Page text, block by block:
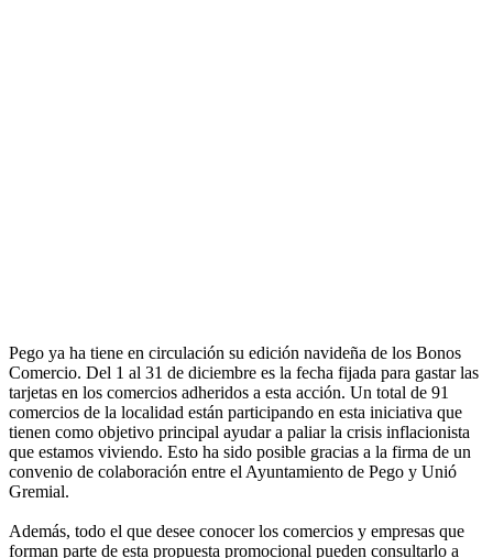
Pego ya ha tiene en circulación su edición navideña de los Bonos
Comercio. Del 1 al 31 de diciembre es la fecha fijada para gastar las
tarjetas en los comercios adheridos a esta acción. Un total de 91
comercios de la localidad están participando en esta iniciativa que
tienen como objetivo principal ayudar a paliar la crisis inflacionista
que estamos viviendo. Esto ha sido posible gracias a la firma de un
convenio de colaboración entre el Ayuntamiento de Pego y Unió
Gremial.
Además, todo el que desee conocer los comercios y empresas que
forman parte de esta propuesta promocional pueden consultarlo a